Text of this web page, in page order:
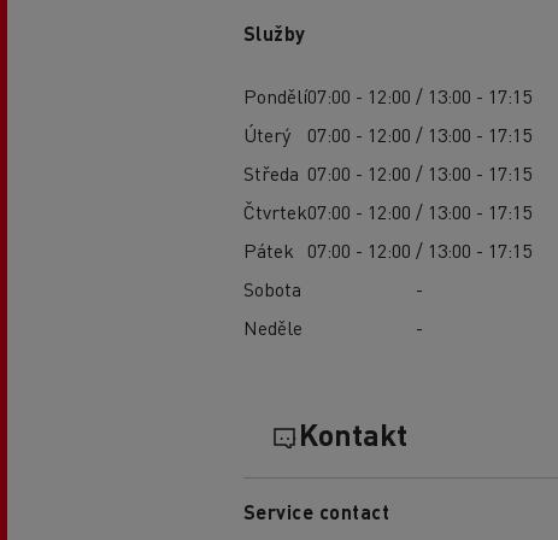
Služby
Pondělí07:00 - 12:00 / 13:00 - 17:15
Úterý
07:00 - 12:00 / 13:00 - 17:15
Středa 07:00 - 12:00 / 13:00 - 17:15
Čtvrtek07:00 - 12:00 / 13:00 - 17:15
Pátek
07:00 - 12:00 / 13:00 - 17:15
Sobota
-
Neděle
-
Kontakt
Service contact